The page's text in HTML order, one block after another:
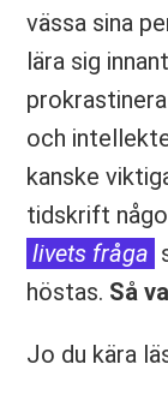
vässa sina
lära sig
och
kanske
tidskrift
livets fråga
höstas. Så
Jo du kära